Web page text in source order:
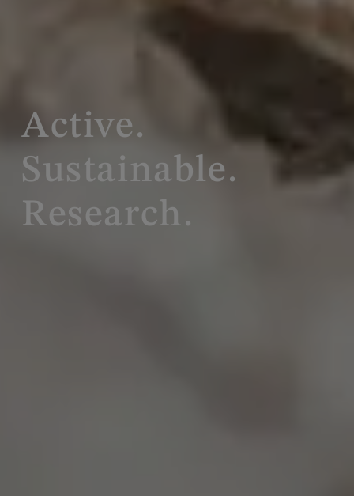
Active.
Sustainable.
Research.